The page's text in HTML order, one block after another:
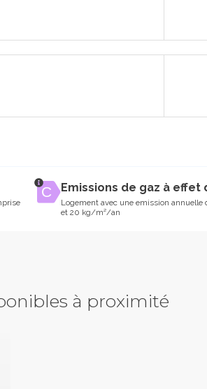
Emissions de gaz à effet
Logement avec une emission annuelle
et 20 kg/m²/an
à proximité